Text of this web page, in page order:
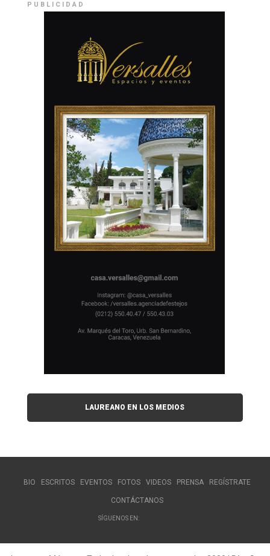
PUBLICIDAD
LAUREANO EN LOS MEDIOS
BIO ESCRITOS EVENTOS FOTOS VIDEOS PRENSA REGÍSTRATE
CONTÁCTANOS
SÍGUENOS EN: